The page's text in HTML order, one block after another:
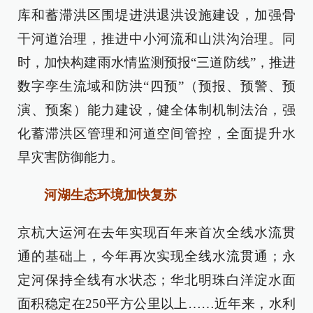
库和蓄滞洪区围堤进洪退洪设施建设，加强骨
干河道治理，推进中小河流和山洪沟治理。同
时，加快构建雨水情监测预报“三道防线”，推进
数字孪生流域和防洪“四预”（预报、预警、预
演、预案）能力建设，健全体制机制法治，强
化蓄滞洪区管理和河道空间管控，全面提升水
旱灾害防御能力。
河湖生态环境加快复苏
京杭大运河在去年实现百年来首次全线水流贯
通的基础上，今年再次实现全线水流贯通；永
定河保持全线有水状态；华北明珠白洋淀水面
面积稳定在250平方公里以上……近年来，水利